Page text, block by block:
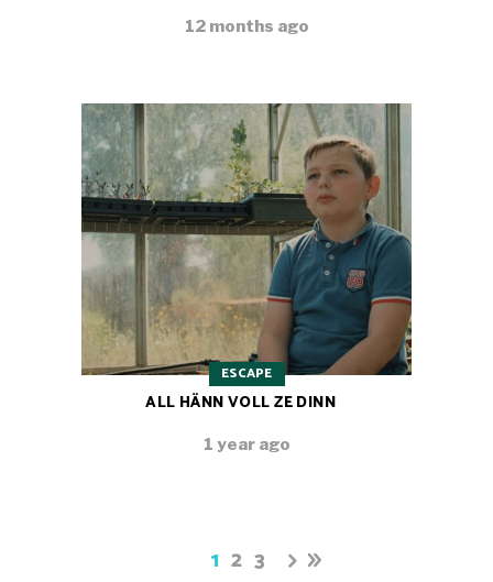
12 months ago
ESCAPE
ALL HÄNN VOLL ZE DINN
1 year ago
1 2 3